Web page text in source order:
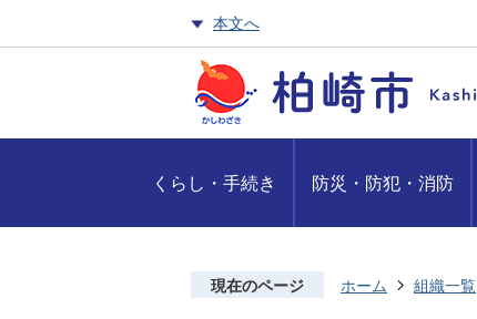
本文へ
くらし・手続き 防災・防犯・消防
現在のページ ホーム 組織一覧